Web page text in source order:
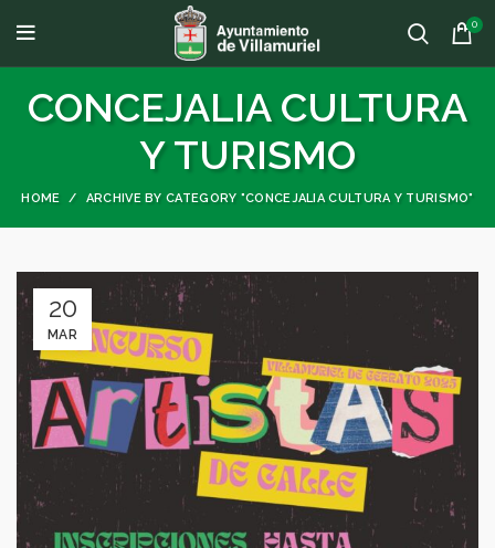
0
CONCEJALIA CULTURA
Y TURISMO
HOME ARCHIVE BY CATEGORY "CONCEJALIA CULTURA Y TURISMO"
20
MAR